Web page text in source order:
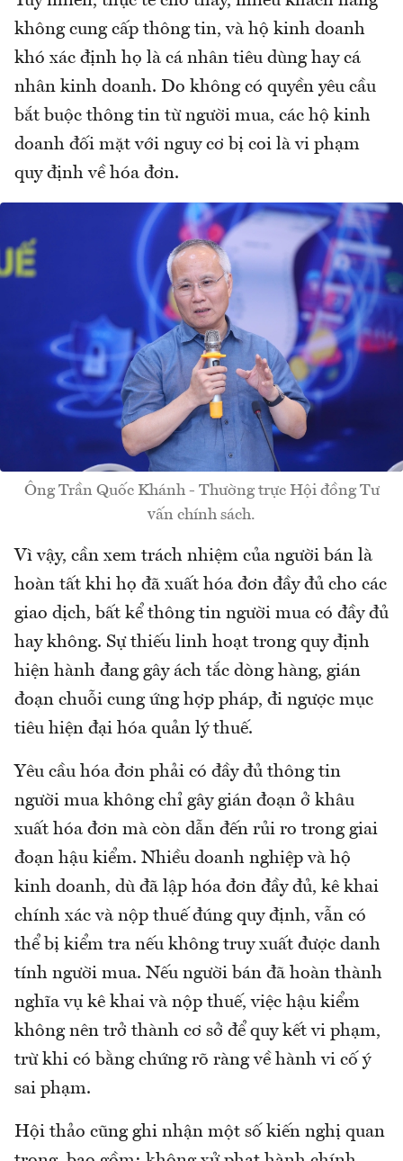
không cung cấp thông tin, và hộ kinh doanh
khó xác định họ là cá nhân tiêu dùng hay cá
nhân kinh doanh. Do không có quyền yêu cầu
bắt buộc thông tin từ người mua, các hộ kinh
doanh đối mặt với nguy cơ bị coi là vi phạm
quy định về hóa đơn.
Ông Trần Quốc Khánh - Thường trực Hội đồng Tư
vấn chính sách.
Vì vậy, cần xem trách nhiệm của người bán là
hoàn tất khi họ đã xuất hóa đơn đầy đủ cho các
giao dịch, bất kể thông tin người mua có đầy đủ
hay không. Sự thiếu linh hoạt trong quy định
hiện hành đang gây ách tắc dòng hàng, gián
đoạn chuỗi cung ứng hợp pháp, đi ngược mục
tiêu hiện đại hóa quản lý thuế.
Yêu cầu hóa đơn phải có đầy đủ thông tin
người mua không chỉ gây gián đoạn ở khâu
xuất hóa đơn mà còn dẫn đến rủi ro trong giai
đoạn hậu kiểm. Nhiều doanh nghiệp và hộ
kinh doanh, dù đã lập hóa đơn đầy đủ, kê khai
chính xác và nộp thuế đúng quy định, vẫn có
thể bị kiểm tra nếu không truy xuất được danh
tính người mua. Nếu người bán đã hoàn thành
nghĩa vụ kê khai và nộp thuế, việc hậu kiểm
không nên trở thành cơ sở để quy kết vi phạm,
trừ khi có bằng chứng rõ ràng về hành vi cố ý
sai phạm.
Hội thảo cũng ghi nhận một số kiến nghị quan